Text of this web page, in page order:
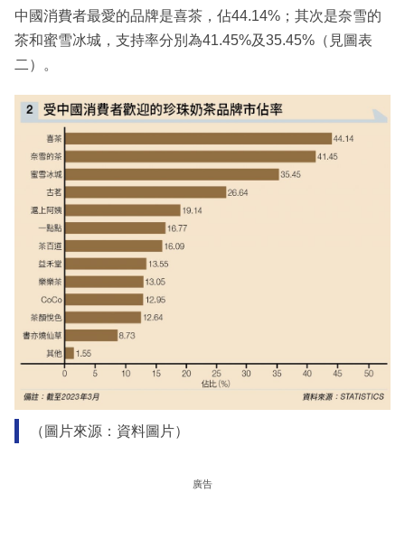
中國消費者最愛的品牌是喜茶，佔44.14%；其次是奈雪的
茶和蜜雪冰城，支持率分別為41.45%及35.45%（見圖表
二）。
（圖片來源：資料圖片）
廣告